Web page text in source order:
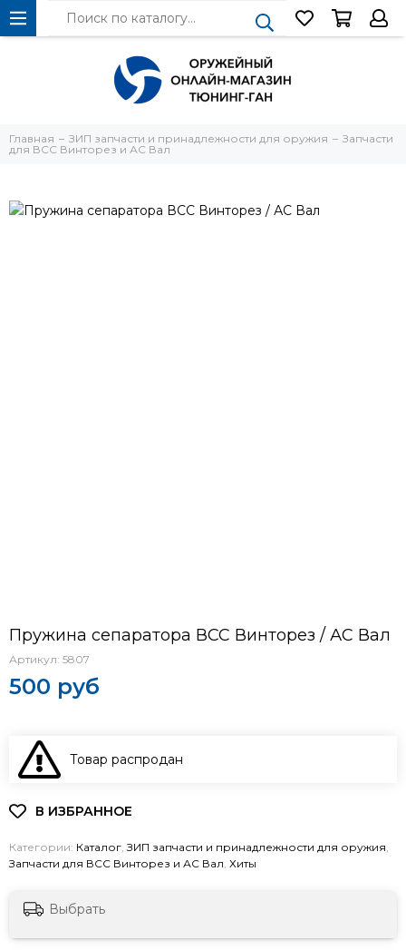
Главная ЗИП запчасти и принадлежности для оружия
Запчасти
для ВСС Винторез и АС Вал
Пружина сепаратора ВСС Винторез / АС Вал
Артикул: 5807
500 руб
Товар распродан
Категории: Каталог,ЗИП запчасти и принадлежности для оружия,
Запчасти для ВСС Винторез и АС Вал, Хиты
Выбрать